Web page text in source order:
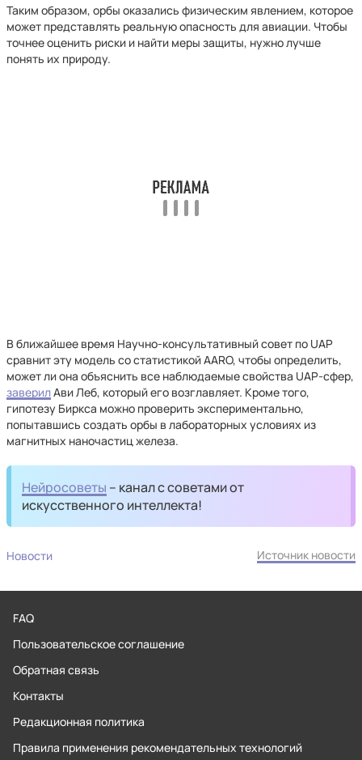
Таким образом, орбы оказались физическим явлением, которое
может представлять реальную опасность для авиации. Чтобы
точнее оценить риски и найти меры защиты, нужно лучше
понять их природу.
В ближайшее время Научно-консультативный совет по UAP
сравнит эту модель со статистикой AARO, чтобы определить,
может ли она объяснить все наблюдаемые свойства UAP-сфер,
заверилАви Леб, который его возглавляет. Кроме того,
гипотезу Биркса можно проверить экспериментально,
попытавшись создать орбы в лабораторных условиях из
магнитных наночастиц железа.
Нейросоветы – канал с советами от
искусственного интеллекта!
Новости Источник новости
FAQ
Пользовательское соглашение
Обратная связь
Контакты
Редакционная политика
Правила применения рекомендательных технологий